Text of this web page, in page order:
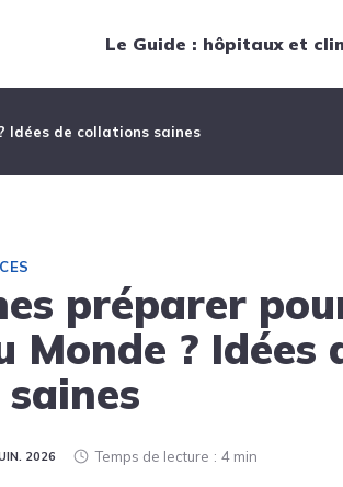
Le Guide : hôpitaux et
Idées de collations saines
préparer
Monde ? Idées
2026 Temps de lecture 4 min